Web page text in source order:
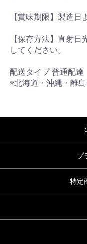
【賞味期限】製造日
【保存方法】直射
してください。
配送タイプ 普通配達
※北海道・沖縄・離
プ
特定